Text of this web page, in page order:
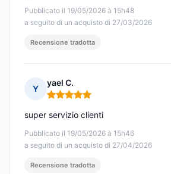
Pubblicato il 19/05/2026 à 15h48
a seguito di un acquisto di 27/03/2026
Recensione tradotta
Y
yael C.
Nota: 5 su 5
Pubblicato il 19/05/2026 à 15h46
a seguito di un acquisto di 27/04/2026
super servizio clienti
Recensione tradotta